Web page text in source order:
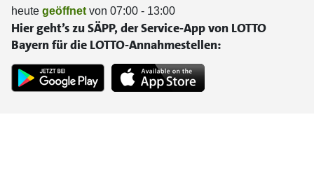
heute geöffnet von 07:00 - 13:00
Hier geht’s zu SÄPP, der Service-App von LOTTO
Bayern für die LOTTO-Annahmestellen: